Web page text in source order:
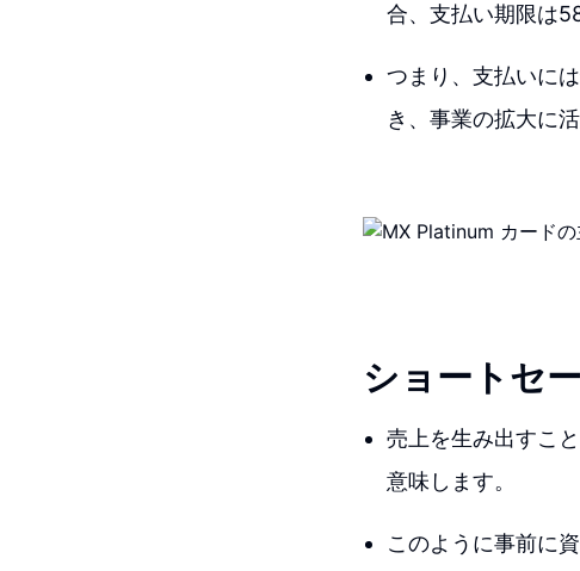
合、支払い期限は
つまり、支払いに
き、事業の拡大に
ショートセ
売上を生み出すこ
意味します。
このように事前に